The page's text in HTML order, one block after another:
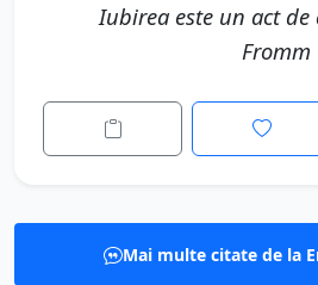
Iubirea este un act de
Fromm
Mai multe citate de la